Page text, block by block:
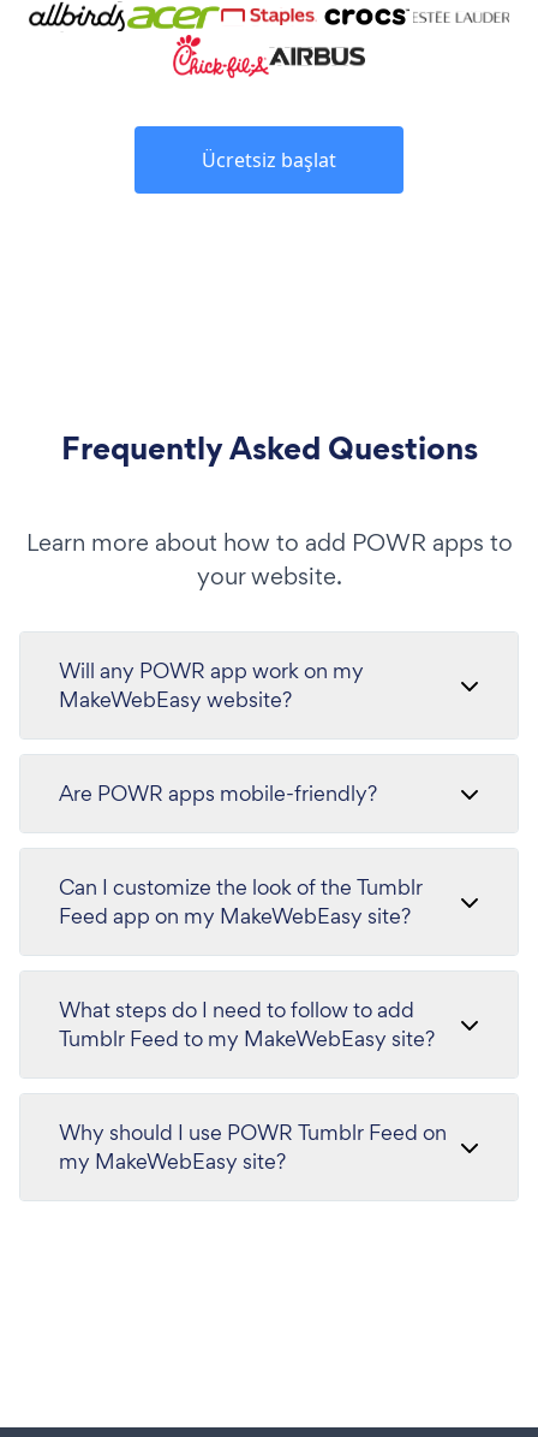
Ücretsiz başlat
Frequently Asked Questions
Learn more about how to add POWR apps to
your website.
Will any POWR app work on my
MakeWebEasy website?
Are POWR apps mobile-friendly?
Can I customize the look of the Tumblr
Feed app on my MakeWebEasy site?
What steps do I need to follow to add
Tumblr Feed to my MakeWebEasy site?
Why should I use POWR Tumblr Feed on
my MakeWebEasy site?